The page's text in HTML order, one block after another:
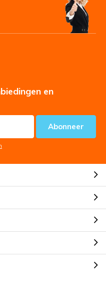
en
Abonneer